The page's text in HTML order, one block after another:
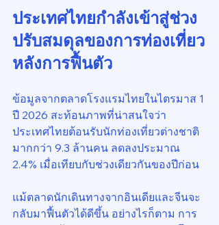
ประเทศไทยกำลังเข้าสู่ช่วง
ปรับสมดุลของการท่องเที่ยว
หลังการฟื้นตัว
ข้อมูลจากตลาดโรงแรมไทยในไตรมาส 1
ปี 2026 สะท้อนภาพที่น่าสนใจว่า
ประเทศไทยต้อนรับนักท่องเที่ยวต่างชาติ
มากกว่า 9.3 ล้านคน ลดลงประมาณ
2.4% เมื่อเทียบกับช่วงเดียวกันของปีก่อน
แม้ตลาดนักเดินทางจากอินเดียและจีนจะ
กลับมาฟื้นตัวได้ดีขึ้น อย่างไรก็ตาม การ